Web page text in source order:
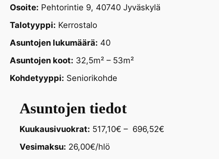
Osoite: Pehtorintie 9, 40740 Jyväskylä
Talotyyppi: Kerrostalo
Asuntojen lukumäärä: 40
Asuntojen koot: 32,5m² – 53m²
Kohdetyyppi: Seniorikohde
Asuntojen tiedot
Kuukausivuokrat: 517,10€ – 696,52€
Vesimaksu: 26,00€/hlö